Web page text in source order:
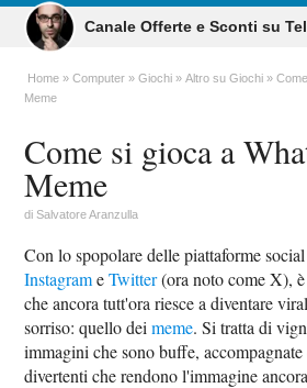
Canale Offerte e Sconti su
Home Computer Giochi Altro su Giochi
Meme
Come si gioca a
Meme
diSalvatore Aranzulla
Con lo spopolare delle piattaforme
InstagrameTwitter(ora noto come X), è
che ancora tutt'ora riesce a diventare
sorriso: quello deimeme. Si tratta di
immagini che sono buffe,
divertenti che rendono l'immagine